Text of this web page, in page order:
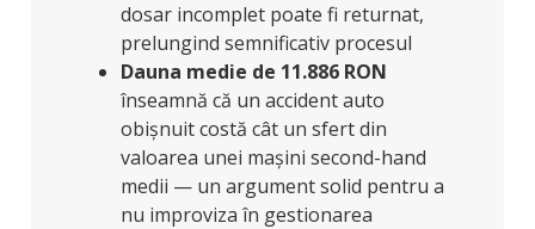
dosar incomplet poate fi returnat,
prelungind semnificativ procesul
Dauna medie de 11.886 RON
înseamnă că un accident auto
obișnuit costă cât un sfert din
valoarea unei mașini second-hand
medii — un argument solid pentru a
nu improviza în gestionarea